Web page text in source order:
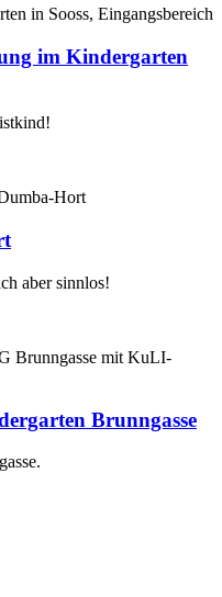
im Kindergarten
aber sinnlos!
Brunngasse